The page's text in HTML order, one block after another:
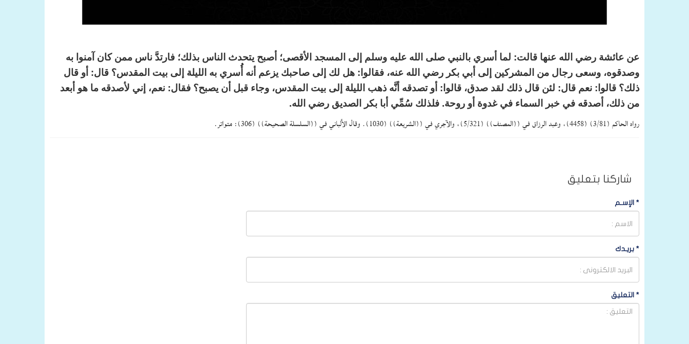
عن عائشة رضي الله عنها قالت: لما أسري بالنبي صلى الله عليه وسلم إلى المسجد الأقصى؛ أصبح يتحدث الناس بذلك؛ فارتدَّ ناس ممن كان آمنوا به
وصدقوه، وسعى رجال من المشركين إلى أبي بكر رضي الله عنه، فقالوا: هل لك إلى صاحبك يزعم أنه أُسري به الليلة إلى بيت المقدس؟ قال: أو قال
ذلك؟ قالوا: نعم قال: لئن قال ذلك لقد صدق، قالوا: أو تصدقه أنَّه ذهب الليلة إلى بيت المقدس، وجاء قبل أن يصبح؟ فقال: نعم، إني لأصدقه ما هو أبعد
من ذلك، أصدقه في خبر السماء في غدوة أو روحة. فلذلك سُمِّي أبا بكر الصديق رضي الله.
رواه الحاكم (3/81) (4458)، وعبد الرزاق في ((المصنف)) (5/321)، والآجري في ((الشريعة)) (1030). وقال الألباني في ((السلسلة الصحيحة)) (306): متواتر.
شاركنا بتعليق
* الإسـم
* بريـدك
* التعليق